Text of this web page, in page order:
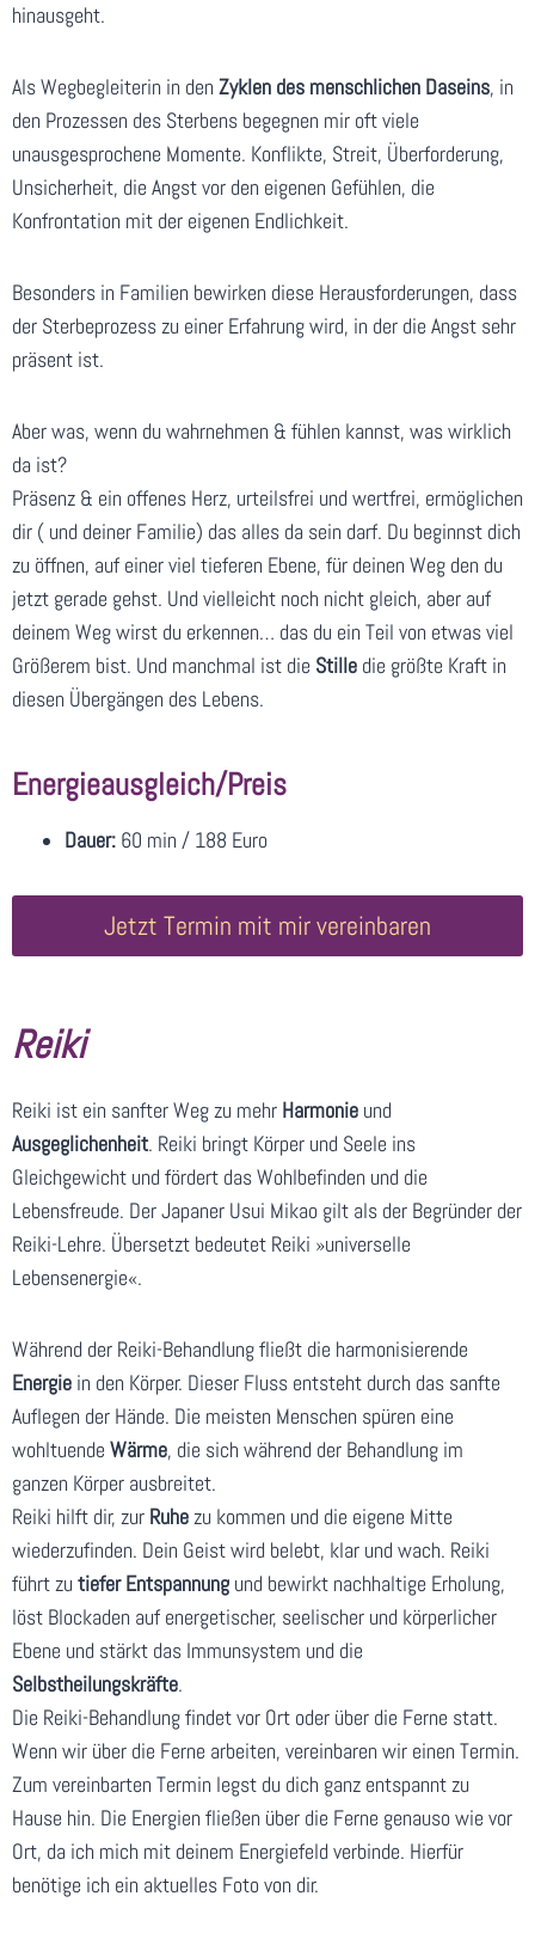
hinausgeht.
Als Wegbegleiterin in den Zyklen des menschlichen Daseins, in
den Prozessen des Sterbens begegnen mir oft viele
unausgesprochene Momente. Konflikte, Streit, Überforderung,
Unsicherheit, die Angst vor den eigenen Gefühlen, die
Konfrontation mit der eigenen Endlichkeit.
Besonders in Familien bewirken diese Herausforderungen, dass
der Sterbeprozess zu einer Erfahrung wird, in der die Angst sehr
präsent ist.
Aber was, wenn du wahrnehmen & fühlen kannst, was wirklich
da ist?
Präsenz & ein offenes Herz, urteilsfrei und wertfrei, ermöglichen
dir ( und deiner Familie) das alles da sein darf. Du beginnst dich
zu öffnen, auf einer viel tieferen Ebene, für deinen Weg den du
jetzt gerade gehst. Und vielleicht noch nicht gleich, aber auf
deinem Weg wirst du erkennen… das du ein Teil von etwas viel
Größerem bist. Und manchmal ist die Stilledie größte Kraft in
diesen Übergängen des Lebens.
Energieausgleich/Preis
Dauer:60 min / 188 Euro
Jetzt Termin mit mir vereinbaren
Reiki
Reiki ist ein sanfter Weg zu mehr Harmonieund
Ausgeglichenheit. Reiki bringt Körper und Seele ins
Gleichgewicht und fördert das Wohlbefinden und die
Lebensfreude. Der Japaner Usui Mikao gilt als der Begründer der
Reiki-Lehre. Übersetzt bedeutet Reiki »universelle
Lebensenergie«.
Während der Reiki-Behandlung fließt die harmonisierende
Energiein den Körper. Dieser Fluss entsteht durch das sanfte
Auflegen der Hände. Die meisten Menschen spüren eine
wohltuende Wärme, die sich während der Behandlung im
ganzen Körper ausbreitet.
Reiki hilft dir, zur Ruhezu kommen und die eigene Mitte
wiederzufinden. Dein Geist wird belebt, klar und wach. Reiki
führt zu tiefer Entspannungund bewirkt nachhaltige Erholung,
löst Blockaden auf energetischer, seelischer und körperlicher
Ebene und stärkt das Immunsystem und die
Selbstheilungskräfte.
Die Reiki-Behandlung findet vor Ort oder über die Ferne statt.
Wenn wir über die Ferne arbeiten, vereinbaren wir einen Termin.
Zum vereinbarten Termin legst du dich ganz entspannt zu
Hause hin. Die Energien fließen über die Ferne genauso wie vor
Ort, da ich mich mit deinem Energiefeld verbinde. Hierfür
benötige ich ein aktuelles Foto von dir.